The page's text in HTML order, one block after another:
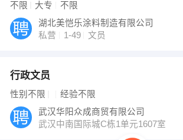
不限 大专 不限
湖北美恺乐涂料制造有限公司
私营
1-49 文员
行政文员
性别不限 经验不限
武汉华阳众成商贸有限公司
武汉中南国际城C栋1单元1607室